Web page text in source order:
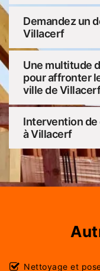
Demandez un
Villacerf
Une multitude
pour affronter
ville de Villacerf
Intervention
à Villacerf
Nettoyage et